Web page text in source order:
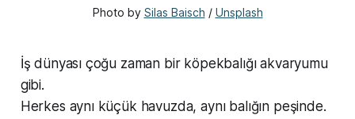
Photo by Silas Baisch / Unsplash
İş dünyası çoğu zaman bir köpekbalığı akvaryumu
gibi.
Herkes aynı küçük havuzda, aynı balığın peşinde.